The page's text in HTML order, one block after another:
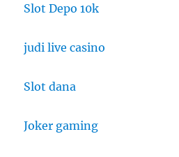
Slot Depo 10k
judi live casino
Slot dana
Joker gaming